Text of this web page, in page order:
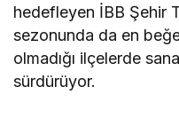
hedefleyen İBB Şehir
sezonunda da en
olmadığı ilçelerde
sürdürüyor.